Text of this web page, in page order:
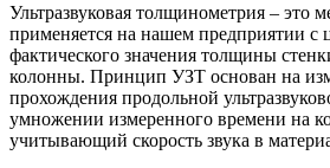
Ультразвуковая толщинометрия – это
применяется на нашем предприятии с
фактического значения толщины
колонны. Принцип УЗТ основан на
прохождения продольной
умножении измеренного времени на
учитывающий скорость звука в